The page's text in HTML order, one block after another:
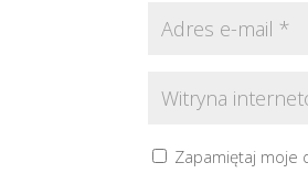
Zapamiętaj moje